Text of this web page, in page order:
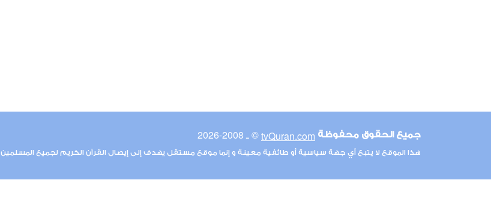
جميع الحقوق محفوظة tvQuran.com© ـ 2008-2026
هذا الموقع لا يتبع أي جهة سياسية أو طائفية معينة و إنما موقع مستقل يهدف إلى إيصال القرآن الكريم لجميع المسلمين